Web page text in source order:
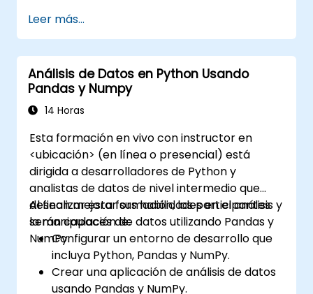
Leer más...
Análisis de Datos en Python Usando
Pandas y Numpy
14 Horas
Esta formación en vivo con instructor en
<ubicación> (en línea o presencial) está
dirigida a desarrolladores de Python y
analistas de datos de nivel intermedio que
desean mejorar sus habilidades en el análisis y
la manipulación de datos utilizando Pandas y
NumPy.
Al finalizar esta formación, los participantes
serán capaces de:
Configurar un entorno de desarrollo que
incluya Python, Pandas y NumPy.
Crear una aplicación de análisis de datos
usando Pandas y NumPy.